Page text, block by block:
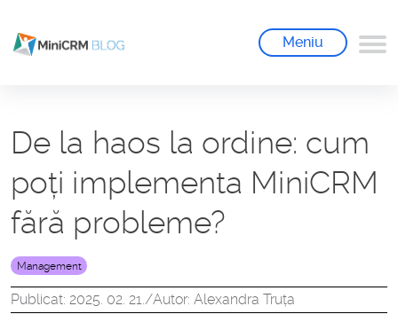
Meniu
De la haos la ordine: cum
poți implementa MiniCRM
fără probleme?
Management
Publicat: 2025. 02. 21./Autor: Alexandra Truța